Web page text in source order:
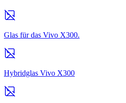
Glas für das Vivo X300.
Hybridglas Vivo X300